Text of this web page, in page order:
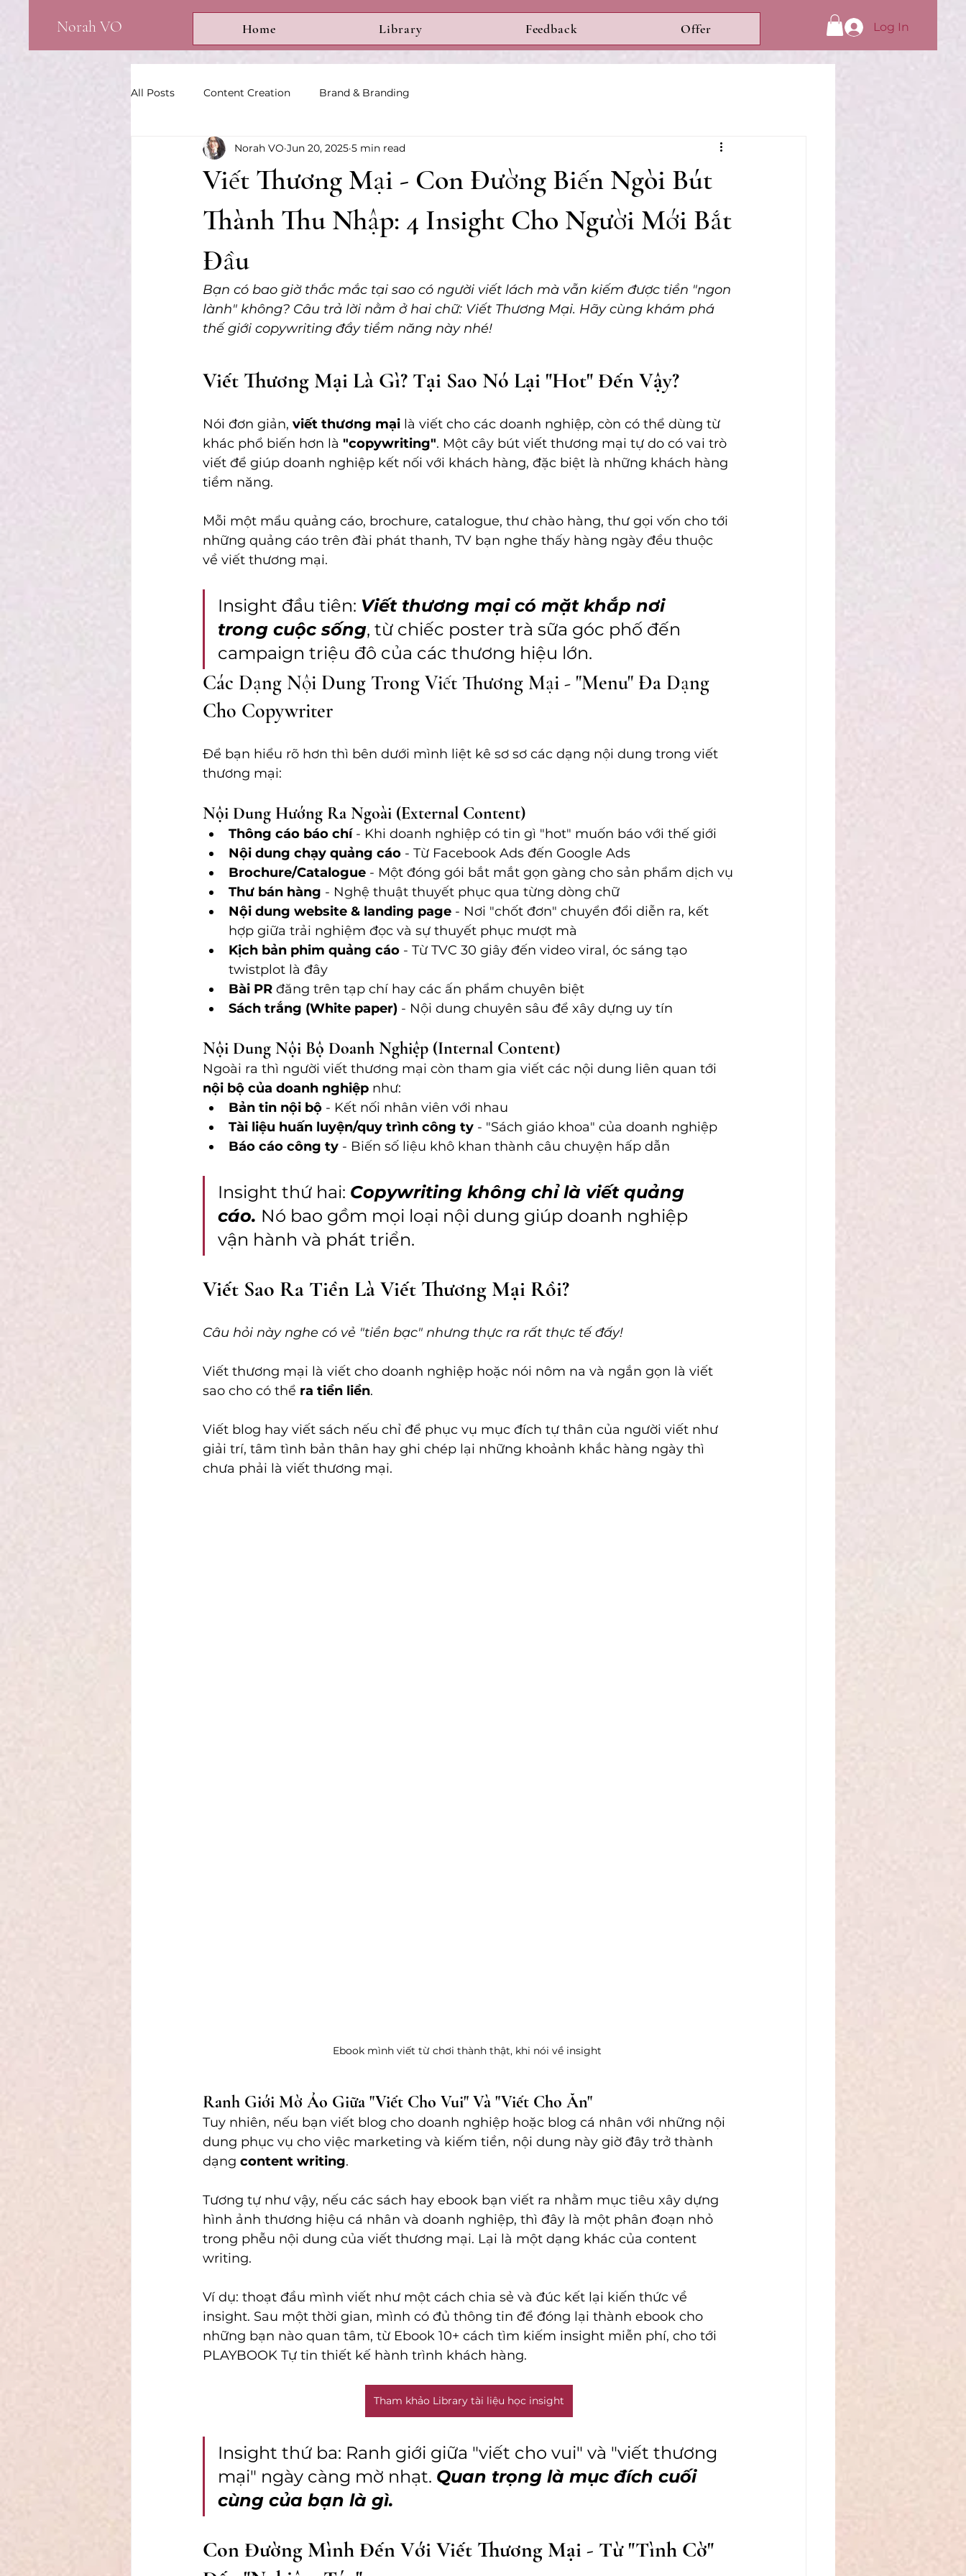
Norah VO Log In
Home Library Feedback Offer
All Posts Content Creation Brand & Branding
Viết Thương Mại - Con Đường Biến Ngòi Bút
Thành Thu Nhập: 4 Insight Cho Người Mới Bắt
Đầu
Norah VO Jun 20, 2025 5 min read
Bạn có bao giờ thắc mắc tại sao có người viết lách mà vẫn kiếm được tiền "ngon
lành" không? Câu trả lời nằm ở hai chữ: Viết Thương Mại. Hãy cùng khám phá
thế giới copywriting đầy tiềm năng này nhé!
Viết Thương Mại Là Gì? Tại Sao Nó Lại "Hot" Đến Vậy?
Nói đơn giản, viết thương mại là viết cho các doanh nghiệp, còn có thể dùng từ
khác phổ biến hơn là "copywriting". Một cây bút viết thương mại tự do có vai trò
viết để giúp doanh nghiệp kết nối với khách hàng, đặc biệt là những khách hàng
tiềm năng.
Mỗi một mẩu quảng cáo, brochure, catalogue, thư chào hàng, thư gọi vốn cho tới
những quảng cáo trên đài phát thanh, TV bạn nghe thấy hàng ngày đều thuộc
về viết thương mại.
Insight đầu tiên: Viết thương mại có mặt khắp nơi
trong cuộc sống, từ chiếc poster trà sữa góc phố đến
campaign triệu đô của các thương hiệu lớn.
Các Dạng Nội Dung Trong Viết Thương Mại - "Menu" Đa Dạng
Cho Copywriter
Để bạn hiểu rõ hơn thì bên dưới mình liệt kê sơ sơ các dạng nội dung trong viết
thương mại:
Nội Dung Hướng Ra Ngoài (External Content)
Thông cáo báo chí - Khi doanh nghiệp có tin gì "hot" muốn báo với thế giới
Nội dung chạy quảng cáo - Từ Facebook Ads đến Google Ads
Brochure/Catalogue - Một đóng gói bắt mắt gọn gàng cho sản phẩm dịch vụ
Thư bán hàng - Nghệ thuật thuyết phục qua từng dòng chữ
Nội dung website & landing page - Nơi "chốt đơn" chuyển đổi diễn ra, kết
hợp giữa trải nghiệm đọc và sự thuyết phục mượt mà
Kịch bản phim quảng cáo - Từ TVC 30 giây đến video viral, óc sáng tạo
twistplot là đây
Bài PR đăng trên tạp chí hay các ấn phẩm chuyên biệt
Sách trắng (White paper) - Nội dung chuyên sâu để xây dựng uy tín
Nội Dung Nội Bộ Doanh Nghiệp (Internal Content)
Ngoài ra thì người viết thương mại còn tham gia viết các nội dung liên quan tới
nội bộ của doanh nghiệp như:
Bản tin nội bộ - Kết nối nhân viên với nhau
Tài liệu huấn luyện/quy trình công ty - "Sách giáo khoa" của doanh nghiệp
Báo cáo công ty - Biến số liệu khô khan thành câu chuyện hấp dẫn
Insight thứ hai: Copywriting không chỉ là viết quảng
cáo. Nó bao gồm mọi loại nội dung giúp doanh nghiệp
vận hành và phát triển.
Viết Sao Ra Tiền Là Viết Thương Mại Rồi?
Câu hỏi này nghe có vẻ "tiền bạc" nhưng thực ra rất thực tế đấy!
Viết thương mại là viết cho doanh nghiệp hoặc nói nôm na và ngắn gọn là viết
sao cho có thể ra tiền liền.
Viết blog hay viết sách nếu chỉ để phục vụ mục đích tự thân của người viết như
giải trí, tâm tình bản thân hay ghi chép lại những khoảnh khắc hàng ngày thì
chưa phải là viết thương mại.
Ebook mình viết từ chơi thành thật, khi nói về insight
Ranh Giới Mờ Ảo Giữa "Viết Cho Vui" Và "Viết Cho Ăn"
Tuy nhiên, nếu bạn viết blog cho doanh nghiệp hoặc blog cá nhân với những nội
dung phục vụ cho việc marketing và kiếm tiền, nội dung này giờ đây trở thành
dạng content writing.
Tương tự như vậy, nếu các sách hay ebook bạn viết ra nhằm mục tiêu xây dựng
hình ảnh thương hiệu cá nhân và doanh nghiệp, thì đây là một phân đoạn nhỏ
trong phễu nội dung của viết thương mại. Lại là một dạng khác của content
writing.
Ví dụ: thoạt đầu mình viết như một cách chia sẻ và đúc kết lại kiến thức về
insight. Sau một thời gian, mình có đủ thông tin để đóng lại thành ebook cho
những bạn nào quan tâm, từ Ebook 10+ cách tìm kiếm insight miễn phí, cho tới
PLAYBOOK Tự tin thiết kế hành trình khách hàng.
Tham khảo Library tài liệu học insight
Insight thứ ba: Ranh giới giữa "viết cho vui" và "viết thương
mại" ngày càng mờ nhạt. Quan trọng là mục đích cuối
cùng của bạn là gì.
Con Đường Mình Đến Với Viết Thương Mại - Từ "Tình Cờ"